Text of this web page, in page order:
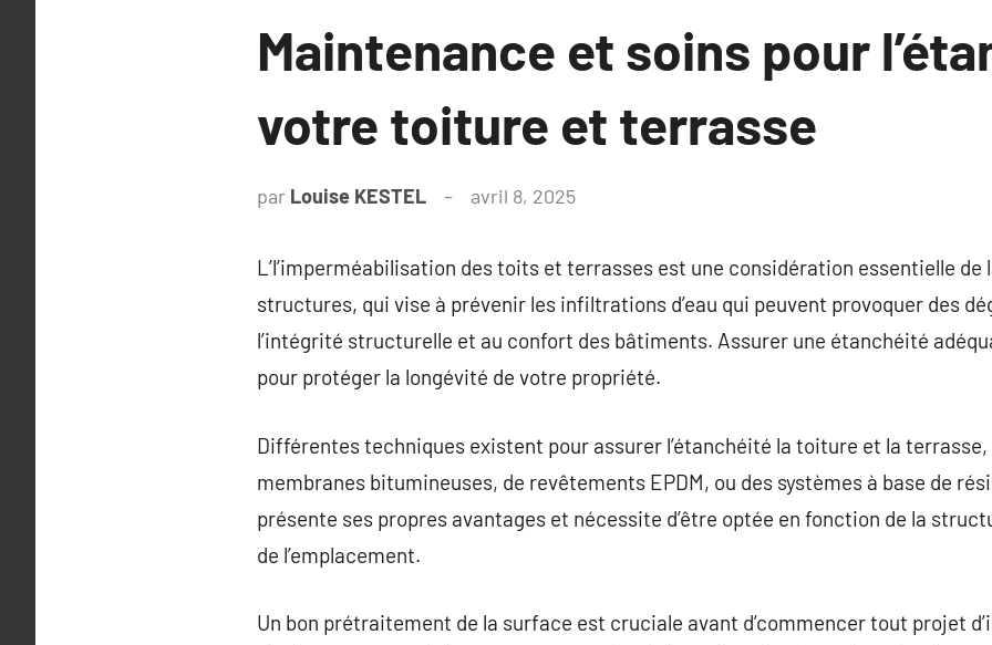
Maintenance et soins pour
votre toiture et terrasse
par Louise KESTEL avril 8, 2025
L’l’imperméabilisation des toits et terrasses est une considération essentielle de
structures, qui vise à prévenir les infiltrations d’eau qui peuvent provoquer des
l’intégrité structurelle et au confort des bâtiments. Assurer une étanchéité
pour protéger la longévité de votre propriété.
Différentes techniques existent pour assurer l’étanchéité la toiture et la terrasse,
membranes bitumineuses, de revêtements EPDM, ou des systèmes à base de
présente ses propres avantages et nécessite d’être optée en fonction de la
de l’emplacement.
Un bon prétraitement de la surface est cruciale avant d’commencer tout projet